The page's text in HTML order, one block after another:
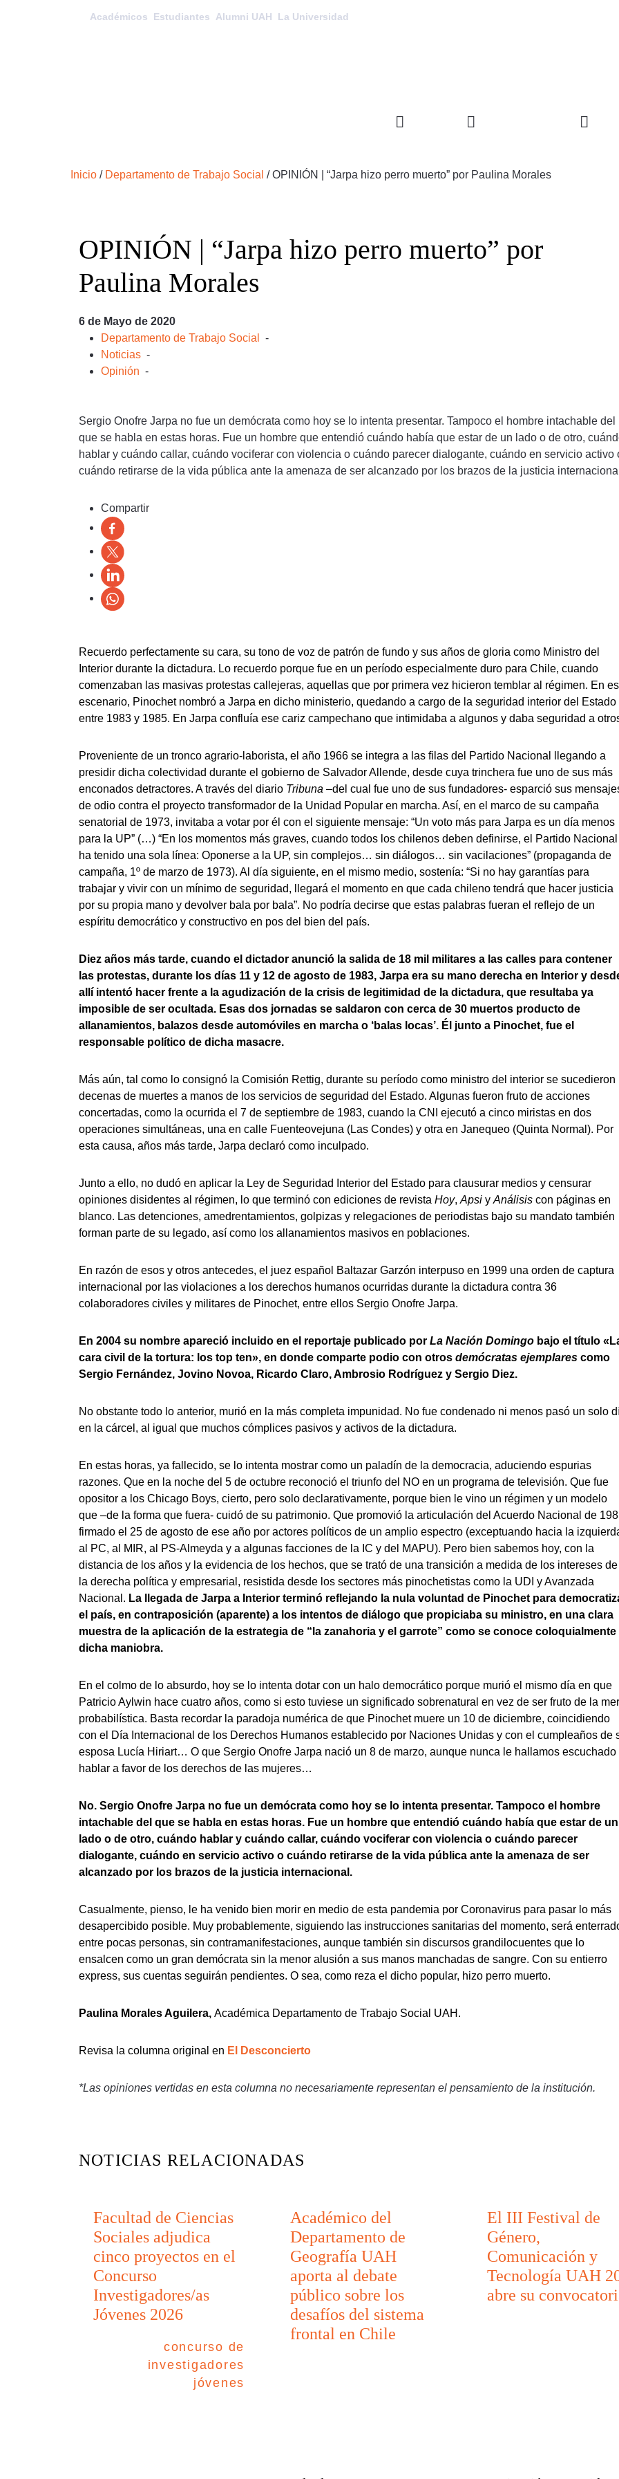
Académicos Estudiantes Alumni UAH La Universidad
Inicio / Departamento de Trabajo Social /OPINIÓN | “Jarpa hizo perro muerto” por Paulina Morales
OPINIÓN | “Jarpa hizo perro muerto” por
Paulina Morales
6 de Mayo de 2020
Departamento de Trabajo Social
-
Noticias -
Opinión -
Sergio Onofre Jarpa no fue un demócrata como hoy se lo intenta presentar. Tampoco el hombre intachable del
que se habla en estas horas. Fue un hombre que entendió cuándo había que estar de un lado o de otro,
hablar y cuándo callar, cuándo vociferar con violencia o cuándo parecer dialogante, cuándo en servicio activo
cuándo retirarse de la vida pública ante la amenaza de ser alcanzado por los brazos de la justicia
Compartir
Recuerdo perfectamente su cara, su tono de voz de patrón de fundo y sus años de gloria como Ministro del
Interior durante la dictadura. Lo recuerdo porque fue en un período especialmente duro para Chile, cuando
comenzaban las masivas protestas callejeras, aquellas que por primera vez hicieron temblar al régimen. En
escenario, Pinochet nombró a Jarpa en dicho ministerio, quedando a cargo de la seguridad interior del Estado
entre 1983 y 1985. En Jarpa confluía ese cariz campechano que intimidaba a algunos y daba seguridad a
Proveniente de un tronco agrario-laborista, el año 1966 se integra a las filas del Partido Nacional llegando a
presidir dicha colectividad durante el gobierno de Salvador Allende, desde cuya trinchera fue uno de sus más
enconados detractores. A través del diario Tribuna –del cual fue uno de sus fundadores- esparció sus
de odio contra el proyecto transformador de la Unidad Popular en marcha. Así, en el marco de su campaña
senatorial de 1973, invitaba a votar por él con el siguiente mensaje: “Un voto más para Jarpa es un día menos
para la UP” (…) “En los momentos más graves, cuando todos los chilenos deben definirse, el Partido Nacional
ha tenido una sola línea: Oponerse a la UP, sin complejos… sin diálogos… sin vacilaciones” (propaganda de
campaña, 1º de marzo de 1973). Al día siguiente, en el mismo medio, sostenía: “Si no hay garantías para
trabajar y vivir con un mínimo de seguridad, llegará el momento en que cada chileno tendrá que hacer justicia
por su propia mano y devolver bala por bala”. No podría decirse que estas palabras fueran el reflejo de un
espíritu democrático y constructivo en pos del bien del país.
Diez años más tarde, cuando el dictador anunció la salida de 18 mil militares a las calles para contener
las protestas, durante los días 11 y 12 de agosto de 1983, Jarpa era su mano derecha en Interior y
allí intentó hacer frente a la agudización de la crisis de legitimidad de la dictadura, que resultaba ya
imposible de ser ocultada. Esas dos jornadas se saldaron con cerca de 30 muertos producto de
allanamientos, balazos desde automóviles en marcha o ‘balas locas’. Él junto a Pinochet, fue el
responsable político de dicha masacre.
Más aún, tal como lo consignó la Comisión Rettig, durante su período como ministro del interior se sucedieron
decenas de muertes a manos de los servicios de seguridad del Estado. Algunas fueron fruto de acciones
concertadas, como la ocurrida el 7 de septiembre de 1983, cuando la CNI ejecutó a cinco miristas en dos
operaciones simultáneas, una en calle Fuenteovejuna (Las Condes) y otra en Janequeo (Quinta Normal). Por
esta causa, años más tarde, Jarpa declaró como inculpado.
Junto a ello, no dudó en aplicar la Ley de Seguridad Interior del Estado para clausurar medios y censurar
opiniones disidentes al régimen, lo que terminó con ediciones de revista Hoy, Apsi y Análisis con páginas en
blanco. Las detenciones, amedrentamientos, golpizas y relegaciones de periodistas bajo su mandato también
forman parte de su legado, así como los allanamientos masivos en poblaciones.
En razón de esos y otros antecedes, el juez español Baltazar Garzón interpuso en 1999 una orden de captura
internacional por las violaciones a los derechos humanos ocurridas durante la dictadura contra 36
colaboradores civiles y militares de Pinochet, entre ellos Sergio Onofre Jarpa.
En 2004 su nombre apareció incluido en el reportaje publicado por La Nación Domingo bajo el título
cara civil de la tortura: los top ten», en donde comparte podio con otros demócratas ejemplares como
Sergio Fernández, Jovino Novoa, Ricardo Claro, Ambrosio Rodríguez y Sergio Diez.
No obstante todo lo anterior, murió en la más completa impunidad. No fue condenado ni menos pasó un solo
en la cárcel, al igual que muchos cómplices pasivos y activos de la dictadura.
En estas horas, ya fallecido, se lo intenta mostrar como un paladín de la democracia, aduciendo espurias
razones. Que en la noche del 5 de octubre reconoció el triunfo del NO en un programa de televisión. Que fue
opositor a los Chicago Boys, cierto, pero solo declarativamente, porque bien le vino un régimen y un modelo
que –de la forma que fuera- cuidó de su patrimonio. Que promovió la articulación del Acuerdo Nacional de
firmado el 25 de agosto de ese año por actores políticos de un amplio espectro (exceptuando hacia la
al PC, al MIR, al PS-Almeyda y a algunas facciones de la IC y del MAPU). Pero bien sabemos hoy, con la
distancia de los años y la evidencia de los hechos, que se trató de una transición a medida de los intereses de
la derecha política y empresarial, resistida desde los sectores más pinochetistas como la UDI y Avanzada
Nacional. La llegada de Jarpa a Interior terminó reflejando la nula voluntad de Pinochet para
el país, en contraposición (aparente) a los intentos de diálogo que propiciaba su ministro, en una clara
muestra de la aplicación de la estrategia de “la zanahoria y el garrote” como se conoce coloquialmente
dicha maniobra.
En el colmo de lo absurdo, hoy se lo intenta dotar con un halo democrático porque murió el mismo día en que
Patricio Aylwin hace cuatro años, como si esto tuviese un significado sobrenatural en vez de ser fruto de la
probabilística. Basta recordar la paradoja numérica de que Pinochet muere un 10 de diciembre, coincidiendo
con el Día Internacional de los Derechos Humanos establecido por Naciones Unidas y con el cumpleaños de
esposa Lucía Hiriart… O que Sergio Onofre Jarpa nació un 8 de marzo, aunque nunca le hallamos escuchado
hablar a favor de los derechos de las mujeres…
No. Sergio Onofre Jarpa no fue un demócrata como hoy se lo intenta presentar. Tampoco el hombre
intachable del que se habla en estas horas. Fue un hombre que entendió cuándo había que estar de un
lado o de otro, cuándo hablar y cuándo callar, cuándo vociferar con violencia o cuándo parecer
dialogante, cuándo en servicio activo o cuándo retirarse de la vida pública ante la amenaza de ser
alcanzado por los brazos de la justicia internacional.
Casualmente, pienso, le ha venido bien morir en medio de esta pandemia por Coronavirus para pasar lo más
desapercibido posible. Muy probablemente, siguiendo las instrucciones sanitarias del momento, será
entre pocas personas, sin contramanifestaciones, aunque también sin discursos grandilocuentes que lo
ensalcen como un gran demócrata sin la menor alusión a sus manos manchadas de sangre. Con su entierro
express, sus cuentas seguirán pendientes. O sea, como reza el dicho popular, hizo perro muerto.
Paulina Morales Aguilera, Académica Departamento de Trabajo Social UAH.
Revisa la columna original en El Desconcierto
*Las opiniones vertidas en esta columna no necesariamente representan el pensamiento de la institución.
NOTICIAS RELACIONADAS
Facultad de Ciencias
Sociales adjudica
cinco proyectos en el
Concurso
Investigadores/as
Jóvenes 2026
concurso de
investigadores
jóvenes
Académico del
Departamento de
Geografía UAH
aporta al debate
público sobre los
desafíos del sistema
frontal en Chile
El III Festival de
Género,
Comunicación y
Tecnología UAH
abre su